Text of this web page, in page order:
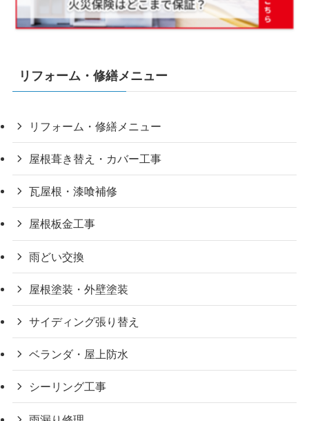
リフォーム・修繕メニュー
リフォーム・修繕メニュー
屋根葺き替え・カバー工事
瓦屋根・漆喰補修
屋根板金工事
雨どい交換
屋根塗装・外壁塗装
サイディング張り替え
ベランダ・屋上防水
シーリング工事